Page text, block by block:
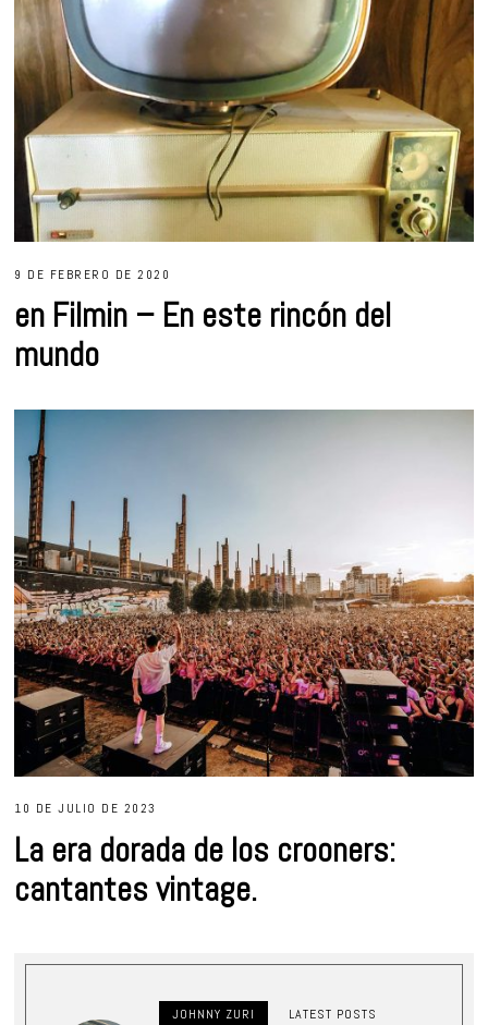
9 DE FEBRERO DE 2020
en Filmin – En este rincón del
mundo
10 DE JULIO DE 2023
La era dorada de los crooners:
cantantes vintage.
JOHNNY ZURI LATEST POSTS